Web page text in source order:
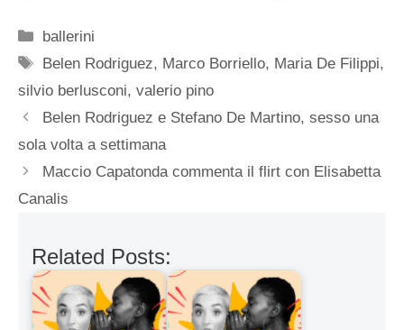
Categorie
ballerini
Tag
Belen Rodriguez, Marco Borriello, Maria De Filippi,
silvio berlusconi, valerio pino
Belen Rodriguez e Stefano De Martino, sesso una
sola volta a settimana
Maccio Capatonda commenta il flirt con Elisabetta
Canalis
Related Posts: